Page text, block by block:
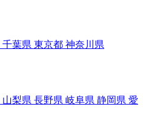
千葉県 東京都 神奈川県
山梨県 長野県 岐阜県 静岡県 愛